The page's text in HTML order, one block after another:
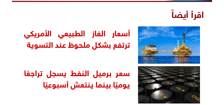
اقرأ أيضاً
أسعار الغاز الطبيعي الأمريكي
ترتفع بشكل ملحوظ عند التسوية
سعر برميل النفط يسجل تراجعًا
يوميًا بينما ينتعش أسبوعيًا